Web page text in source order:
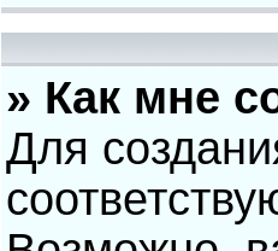
» Как мне
Для